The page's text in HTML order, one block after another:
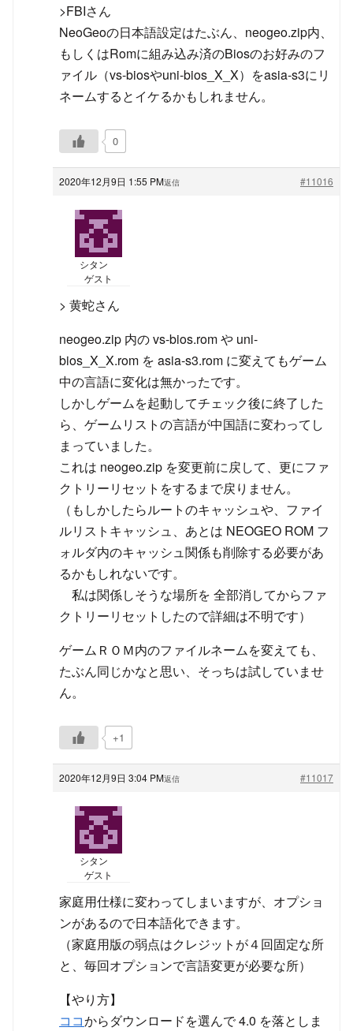
>FBIさん
NeoGeoの日本語設定はたぶん、neogeo.zip内、
もしくはRomに組み込み済のBiosのお好みのフ
ァイル（vs-biosやuni-bios_X_X）をasia-s3にリ
ネームするとイケるかもしれません。
0
2020年12月9日 1:55 PM #11016
返信
シタン
ゲスト
> 黄蛇さん
neogeo.zip 内の vs-bios.rom や uni-
bios_X_X.rom を asia-s3.rom に変えてもゲーム
中の言語に変化は無かったです。
しかしゲームを起動してチェック後に終了した
ら、ゲームリストの言語が中国語に変わってし
まっていました。
これは neogeo.zip を変更前に戻して、更にファ
クトリーリセットをするまで戻りません。
（もしかしたらルートのキャッシュや、ファイ
ルリストキャッシュ、あとは NEOGEO ROM フ
ォルダ内のキャッシュ関係も削除する必要があ
るかもしれないです。
私は関係しそうな場所を 全部消してからファ
クトリーリセットしたので詳細は不明です）
ゲームＲＯＭ内のファイルネームを変えても、
たぶん同じかなと思い、そっちは試していませ
ん。
+1
2020年12月9日 3:04 PM #11017
返信
シタン
ゲスト
家庭用仕様に変わってしまいますが、オプショ
ンがあるので日本語化できます。
（家庭用版の弱点はクレジットが４回固定な所
と、毎回オプションで言語変更が必要な所）
【やり方】
ココからダウンロードを選んで 4.0 を落としま